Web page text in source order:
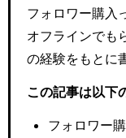
フォロワー購入
オフラインでも
の経験をもとに
この記事は以下
フォロワー